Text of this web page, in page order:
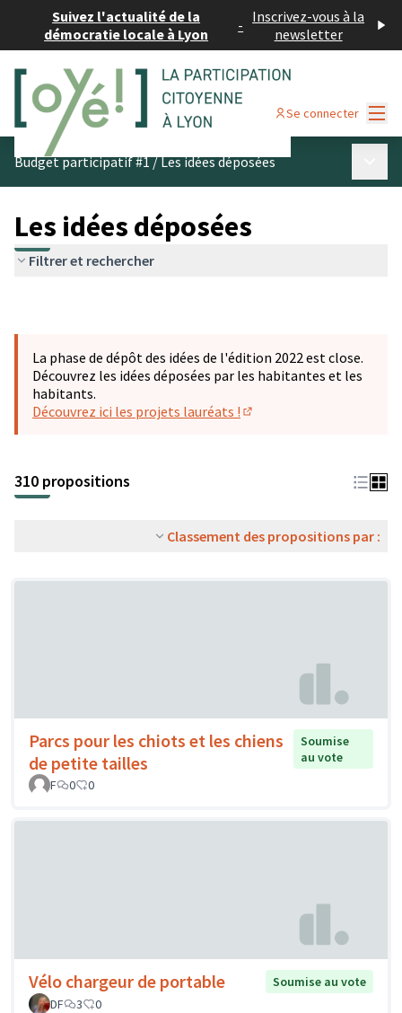
Suivez l'actualité de la
démocratie locale à Lyon
- Inscrivez-vous à la
newsletter
Se connecter
Budget participatif #1/Les idées déposées
Les idées déposées
Filtrer et rechercher
La phase de dépôt des idées de l'édition 2022 est close.
Découvrez les idées déposées par les habitantes et les
habitants.
Découvrez ici les projets lauréats !
310 propositions
Classement des propositions par :
Parcs pour les chiots et les chiens
de petite tailles
Soumise
au vote
F
0 0
Vélo chargeur de portable
Soumise au vote
DF
3 0